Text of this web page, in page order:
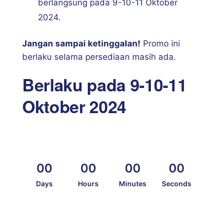
berlangsung pada 9-10-11 Oktober
2024.
Jangan sampai ketinggalan! Promo ini
berlaku selama persediaan masih ada.
Berlaku pada 9-10-11
Oktober 2024
00
Days
00
Hours
00
Minutes
00
Seconds